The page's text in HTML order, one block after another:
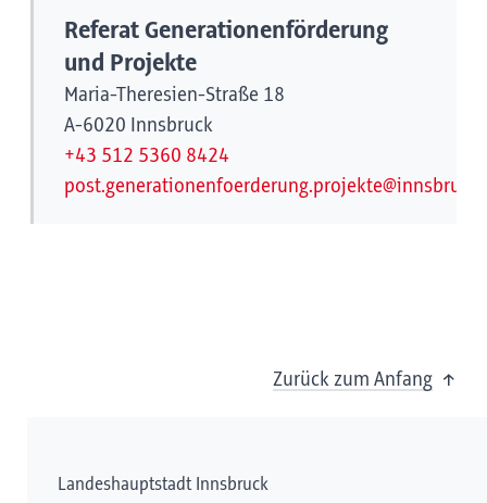
Referat Generationenförderung
und Projekte
Maria-Theresien-Straße 18
A-6020 Innsbruck
+43 512 5360 8424
Zurück zum Anfang
Landeshauptstadt Innsbruck